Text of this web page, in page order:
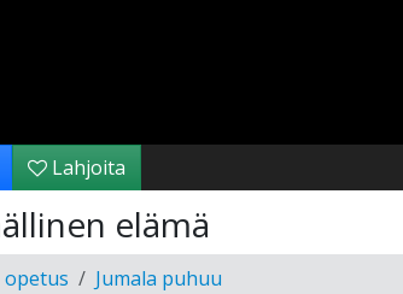
Lahjoita
elämä
opetus Jumala puhuu